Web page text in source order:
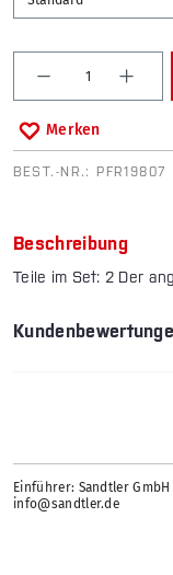
Produkt
Merken
BEST.-NR.: PFR19807
Beschreibung
Teile im Set: 2 Der
Einführer: Sandtler GmbH
info@sandtler.de